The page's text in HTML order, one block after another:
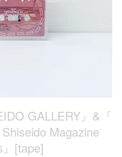
GALLERY​』​&​『​
Magazine
[tape]